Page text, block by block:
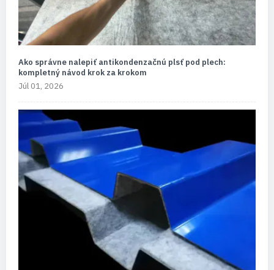
Ako správne nalepiť antikondenzačnú plsť pod plech:
kompletný návod krok za krokom
Júl 01, 2026